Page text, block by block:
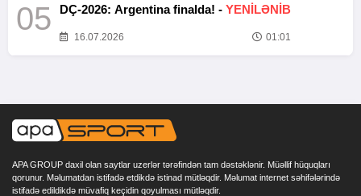
05 DÇ-2026: Argentina finalda! - YENİLƏNİB
16.07.2026 01:01
APA GROUP daxil olan saytlar uzerlər tərəfindən tam dəstəklənir. Müəllif hüquqları
qorunur. Məlumatdan istifadə etdikdə istinad mütləqdir. Məlumat internet səhifələrində
istifadə edildikdə müvafiq keçidin qoyulması mütləqdir.